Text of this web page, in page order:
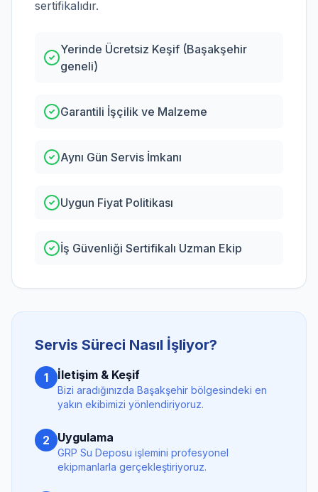
sertifikalıdır.
Yerinde Ücretsiz Keşif (Başakşehir
geneli)
Garantili İşçilik ve Malzeme
Aynı Gün Servis İmkanı
Uygun Fiyat Politikası
İş Güvenliği Sertifikalı Uzman Ekip
Servis Süreci Nasıl İşliyor?
1 İletişim & Keşif
Bizi aradığınızda Başakşehir bölgesindeki en
yakın ekibimizi yönlendiriyoruz.
2 Uygulama
GRP Su Deposu işlemini profesyonel
ekipmanlarla gerçekleştiriyoruz.